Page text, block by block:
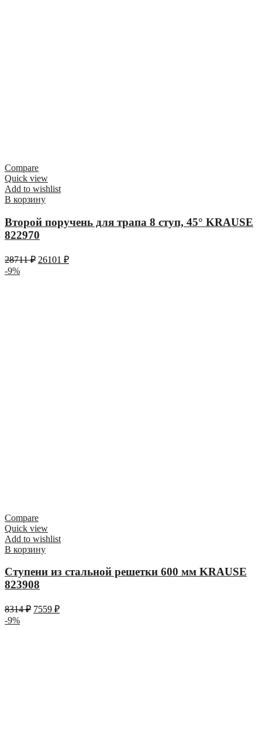
Compare
Quick view
Add to wishlist
В корзину
Второй поручень для трапа 8 ступ, 45° KRAUSE
822970
28711₽ 26101 ₽
-9%
Compare
Quick view
Add to wishlist
В корзину
Ступени из стальной решетки 600 мм KRAUSE
823908
8314₽ 7559 ₽
-9%